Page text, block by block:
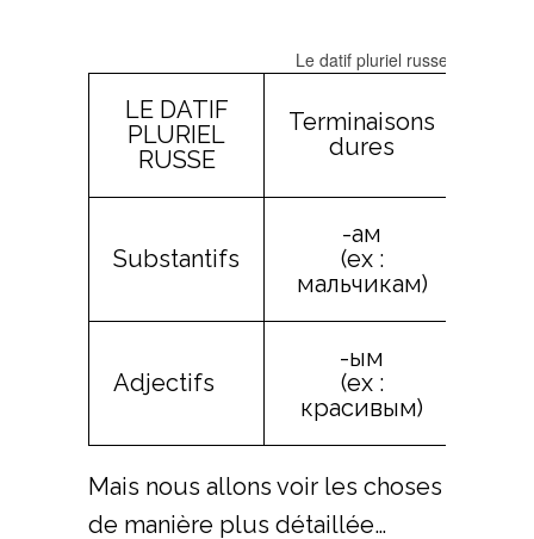
Le datif pluriel russe
LE DATIF
PLURIEL
RUSSE
Terminaisons
dures
Substantifs
-ам
(ex :
мальчикам)
Adjectifs
-ым
(ex :
красивым)
Mais nous allons voir les choses
de manière plus détaillée…